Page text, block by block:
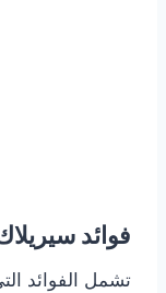
فوائد
تشمل الفوائد